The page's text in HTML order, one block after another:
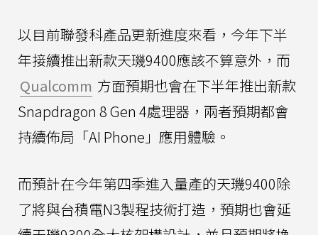
以目前聯發科產品更新進度來看，今年下半
年接續推出新款天璣9400應該不算意外，而
Qualcomm 方面預期也會在下半年推出新款
Snapdragon 8 Gen 4處理器，兩者預期都會
持續佈局「AI Phone」應用體驗。
而預計在今年第四季進入量產的天璣9400除
了將與台積電N3製程技術打造，預期也會延